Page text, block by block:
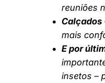
reuniões
Calçados
mais
E por
insetos –